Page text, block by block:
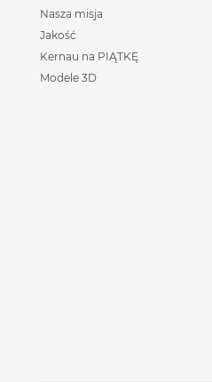
Nasza misja
Jakość
Kernau na PIĄTKĘ
Modele 3D